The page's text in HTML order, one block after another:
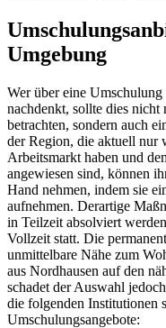
Umgebung
Wer über eine
nachdenkt, sollte dies
betrachten, sondern auch
der Region, die aktuell nur
Arbeitsmarkt haben und
angewiesen sind, können
Hand nehmen, indem sie
aufnehmen. Derartige
in Teilzeit absolviert
Vollzeit statt. Die
unmittelbare Nähe zum
aus Nordhausen auf den
schadet der Auswahl
die folgenden Institutionen
Umschulungsangebote: